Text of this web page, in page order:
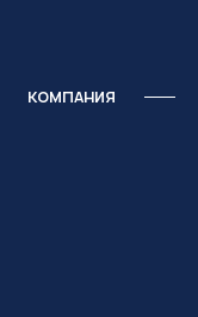
КОМПАНИЯ